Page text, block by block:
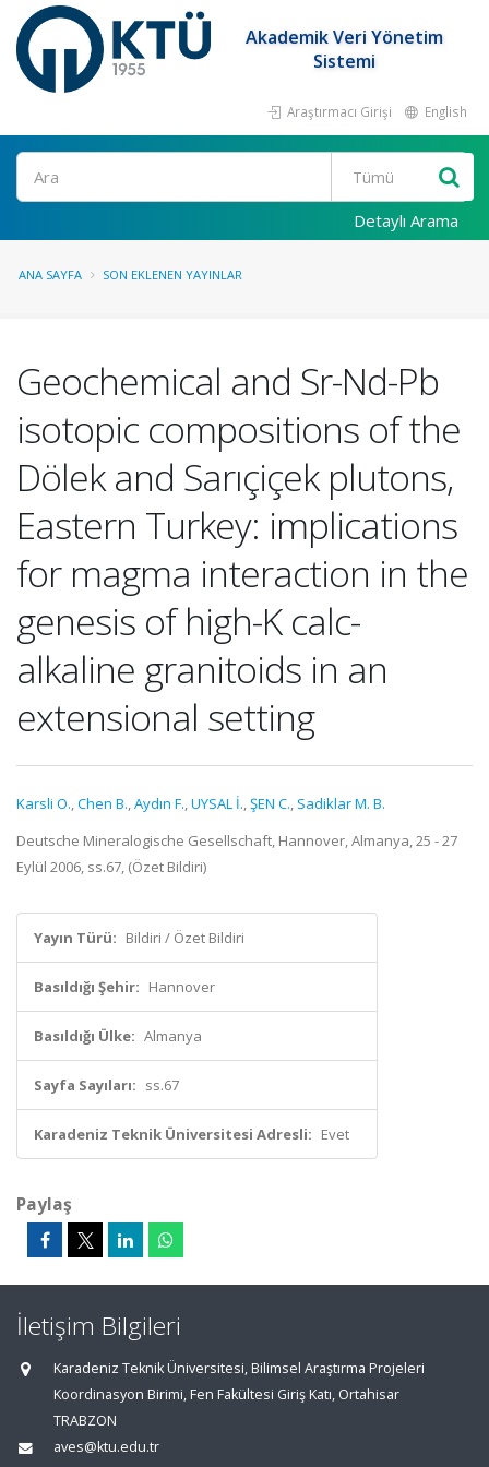
Akademik Veri Yönetim
Sistemi
Araştırmacı Girişi English
Ara
Detaylı Arama
ANA SAYFA SON EKLENEN YAYINLAR
Geochemical and Sr-Nd-Pb
isotopic compositions of the
Dölek and Sarıçiçek plutons,
Eastern Turkey: implications
for magma interaction in the
genesis of high-K calc-
alkaline granitoids in an
extensional setting
Karsli O.,Chen B.,Aydın F.,UYSAL İ.,ŞEN C., Sadiklar M. B.
Deutsche Mineralogische Gesellschaft, Hannover, Almanya, 25 - 27
Eylül 2006, ss.67, (Özet Bildiri)
Yayın Türü: Bildiri / Özet Bildiri
Basıldığı Şehir: Hannover
Basıldığı Ülke: Almanya
Sayfa Sayıları: ss.67
Karadeniz Teknik Üniversitesi Adresli: Evet
Paylaş
İletişim Bilgileri
Karadeniz Teknik Üniversitesi, Bilimsel Araştırma Projeleri
Koordinasyon Birimi, Fen Fakültesi Giriş Katı, Ortahisar
TRABZON
aves@ktu.edu.tr